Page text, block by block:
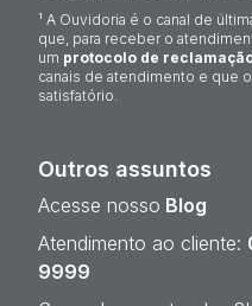
¹ A Ouvidoria é o canal de
que, para receber o
um protocolo de
canais de atendimento e que
satisfatório.
Outros assuntos
Acesse nosso Blog
Atendimento ao cliente:
9999